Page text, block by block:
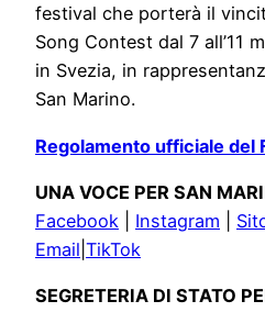
festival che porterà il
Song Contest dal 7 all’11
in Svezia, in
San Marino.
Regolamento ufficiale del
UNA VOCE PER SAN
Facebook
Instagram
Email TikTok
SEGRETERIA DI STATO